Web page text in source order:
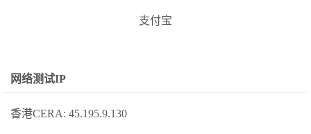
支付宝
网络测试IP
香港CERA: 45.195.9.130